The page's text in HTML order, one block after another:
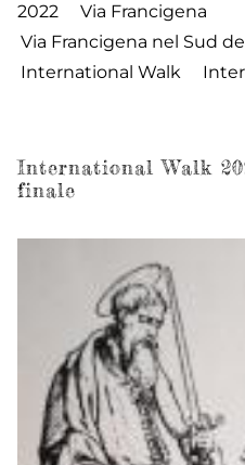
2022
Via Francigena
Via Francigena nel Sud
International Walk
International Walk
finale